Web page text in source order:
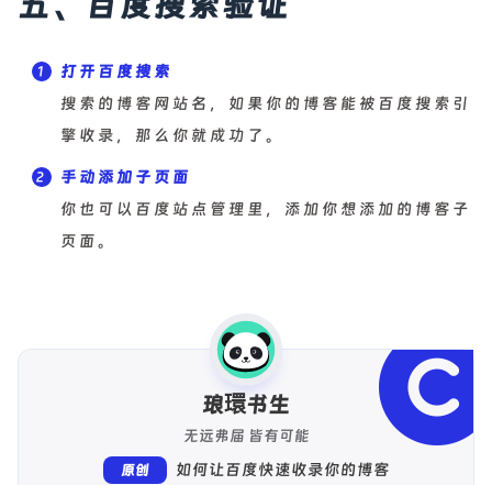
打开百度搜索
搜索的博客网站名，如果你的博客能被百度搜索引
擎收录，那么你就成功了。
手动添加子页面
你也可以百度站点管理里，添加你想添加的博客子
页面。
琅環书生
无远弗届 皆有可能
原创 如何让百度快速收录你的博客